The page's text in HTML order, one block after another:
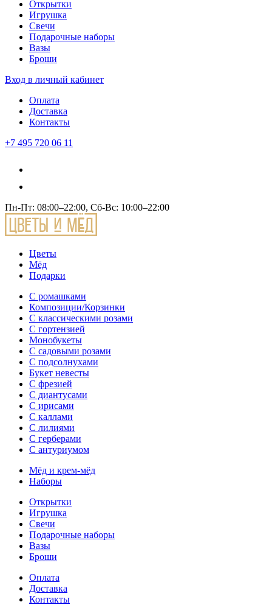
Открытки
Игрушка
Свечи
Подарочные наборы
Вазы
Броши
Вход в личный кабинет
Оплата
Доставка
Контакты
+7 495 720 06 11
Пн-Пт: 08:00–22:00, Сб-Вс: 10:00–22:00
Цветы
Мёд
Подарки
С ромашками
Композиции/Корзинки
С классическими розами
С гортензией
Монобукеты
С садовыми розами
С подсолнухами
Букет невесты
С фрезией
С диантусами
С ирисами
С каллами
C лилиями
С герберами
С антуриумом
Мёд и крем-мёд
Наборы
Открытки
Игрушка
Свечи
Подарочные наборы
Вазы
Броши
Оплата
Доставка
Контакты